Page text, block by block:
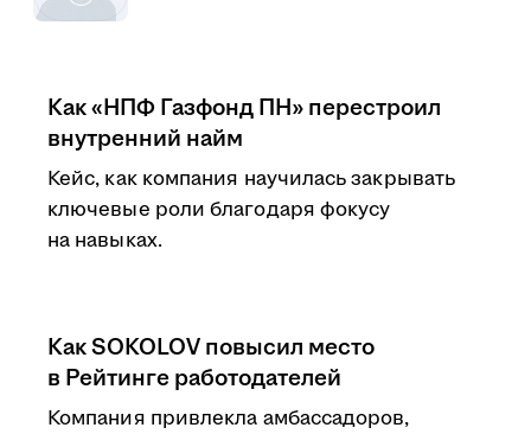
Как «НПФ Газфонд ПН» перестроил
внутренний найм
Кейс, как компания научилась закрывать
ключевые роли благодаря фокусу
на навыках.
Как SOKOLOV повысил место
в Рейтинге работодателей
Компания привлекла амбассадоров,